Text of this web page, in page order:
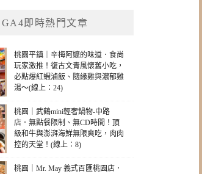
GA4即時熱門文章
桃園平鎮｜辛梅阿嬤的味道．食尚
玩家激推！復古文青風懷舊小吃，
必點爆紅蝦滷飯、隨緣雞與濃郁雞
湯～(線上：24)
桃園｜武鶴mini輕奢鍋物-中路
店．無點餐限制、無CD時間！頂
級和牛與澎湃海鮮無限爽吃，肉肉
控的天堂！(線上：8)
桃園｜Mr. May 義式百匯桃園店．